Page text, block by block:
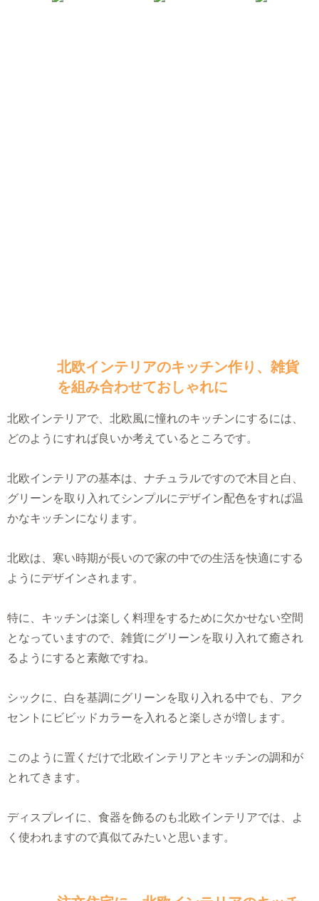
北欧インテリアのキッチン作り、雑貨
を組み合わせておしゃれに
北欧インテリアで、北欧風に憧れのキッチンにするには、
どのようにすれば良いか考えているところです。
北欧インテリアの基本は、ナチュラルですので木目と白、
グリーンを取り入れてシンプルにデザイン配色をすれば温
かなキッチンになります。
北欧は、寒い時期が長いので家の中での生活を快適にする
ようにデザインされます。
特に、キッチンは楽しく料理をするために欠かせない空間
となっていますので、雑貨にグリーンを取り入れて癒され
るようにすると素敵ですね。
シックに、白を基調にグリーンを取り入れる中でも、アク
セントにビビッドカラーを入れると楽しさが増します。
このように置くだけで北欧インテリアとキッチンの調和が
とれてきます。
ディスプレイに、食器を飾るのも北欧インテリアでは、よ
く使われますので真似てみたいと思います。